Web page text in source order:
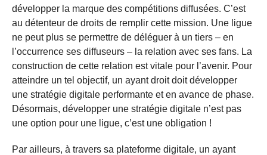
développer la marque des compétitions diffusées. C’est
au détenteur de droits de remplir cette mission. Une ligue
ne peut plus se permettre de déléguer à un tiers – en
l’occurrence ses diffuseurs – la relation avec ses fans. La
construction de cette relation est vitale pour l’avenir. Pour
atteindre un tel objectif, un ayant droit doit développer
une stratégie digitale performante et en avance de phase.
Désormais, développer une stratégie digitale n’est pas
une option pour une ligue, c’est une obligation !
Par ailleurs, à travers sa plateforme digitale, un ayant